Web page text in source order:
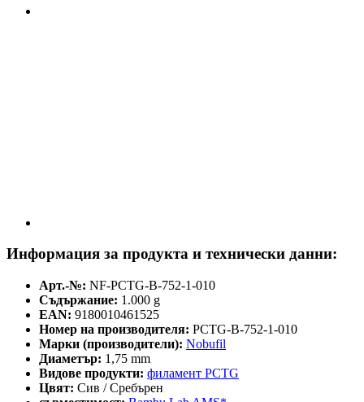
Информация за продукта и технически данни:
Арт.-№: NF-PCTG-B-752-1-010
Съдържание: 1.000 g
EAN: 9180010461525
Номер на производителя: PCTG-B-752-1-010
Марки (производители): Nobufil
Диаметър: 1,75 mm
Видове продукти: филамент PCTG
Цвят: Сив / Сребърен